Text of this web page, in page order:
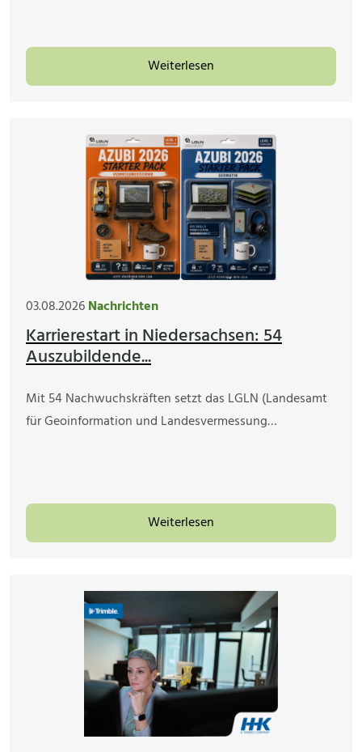
Weiterlesen
03.08.2026Nachrichten
Karrierestart in Niedersachsen: 54
Auszubildende...
Mit 54 Nachwuchskräften setzt das LGLN (Landesamt
für Geoinformation und Landesvermessung…
Weiterlesen